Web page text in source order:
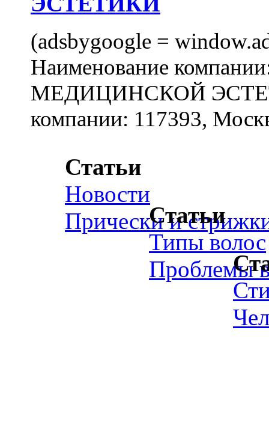
(adsbygoogle =
Наименование
МЕДИЦИНСКОЙ
компании: 117393,
Статьи
Новости
Прически иСтатьи
Типы волос
Проблемы